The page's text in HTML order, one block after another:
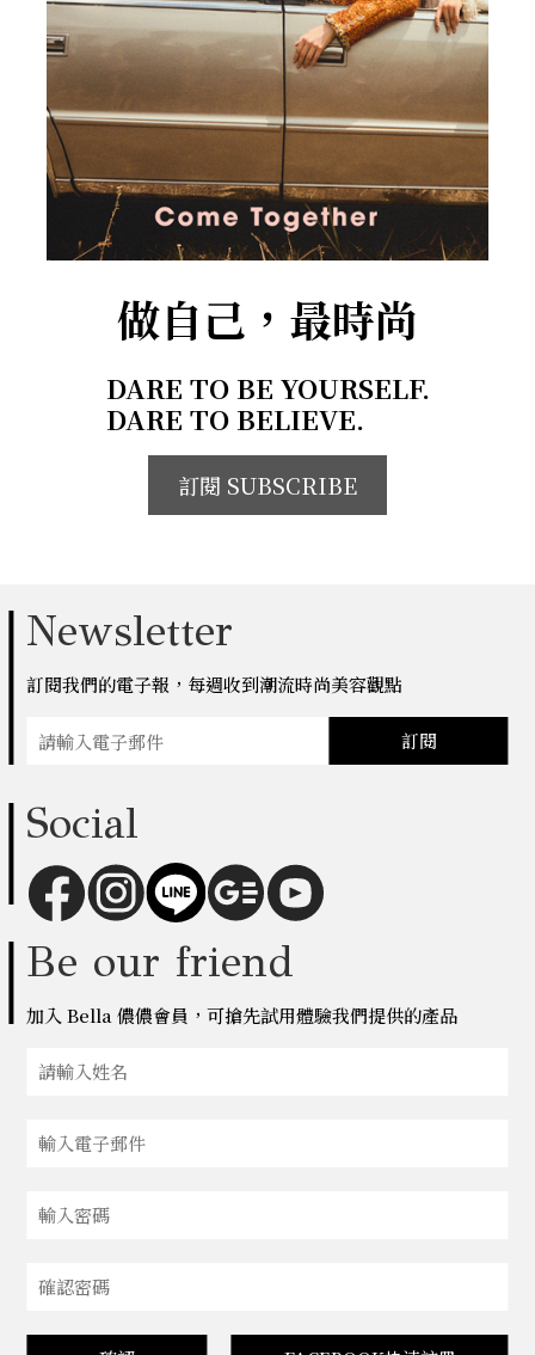
做自己，最時尚
DARE TO BE YOURSELF.
DARE TO BELIEVE.
訂閱 SUBSCRIBE
Newsletter
訂閱我們的電子報，每週收到潮流時尚美容觀點
訂閱
Social
Be our friend
加入 Bella 儂儂會員，可搶先試用體驗我們提供的產品